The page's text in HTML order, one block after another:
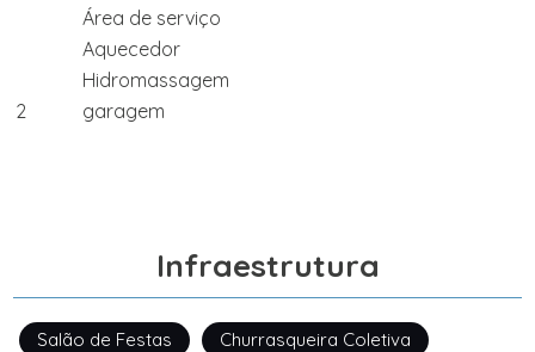
Área de serviço
Aquecedor
Hidromassagem
2
garagem
Infraestrutura
Salão de Festas Churrasqueira Coletiva